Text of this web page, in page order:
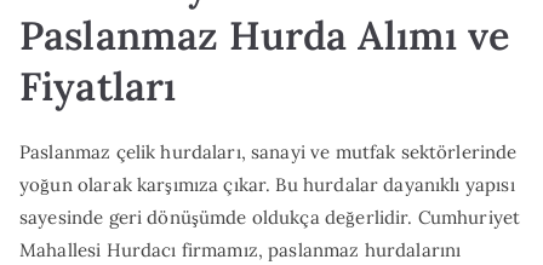
Paslanmaz Hurda Alımı ve
Fiyatları
Paslanmaz çelik hurdaları, sanayi ve mutfak sektörlerinde
yoğun olarak karşımıza çıkar. Bu hurdalar dayanıklı yapısı
sayesinde geri dönüşümde oldukça değerlidir. Cumhuriyet
Mahallesi Hurdacı firmamız, paslanmaz hurdalarını